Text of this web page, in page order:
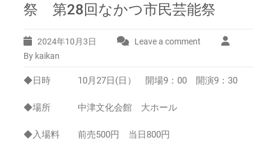
祭 第28回なかつ市民芸能祭
2024年10月3日
Leave a comment
By kaikan
◆日時 10月27日(日） 開場9：00 開演9：30
◆場所 中津文化会館 大ホール
◆入場料 前売500円 当日800円